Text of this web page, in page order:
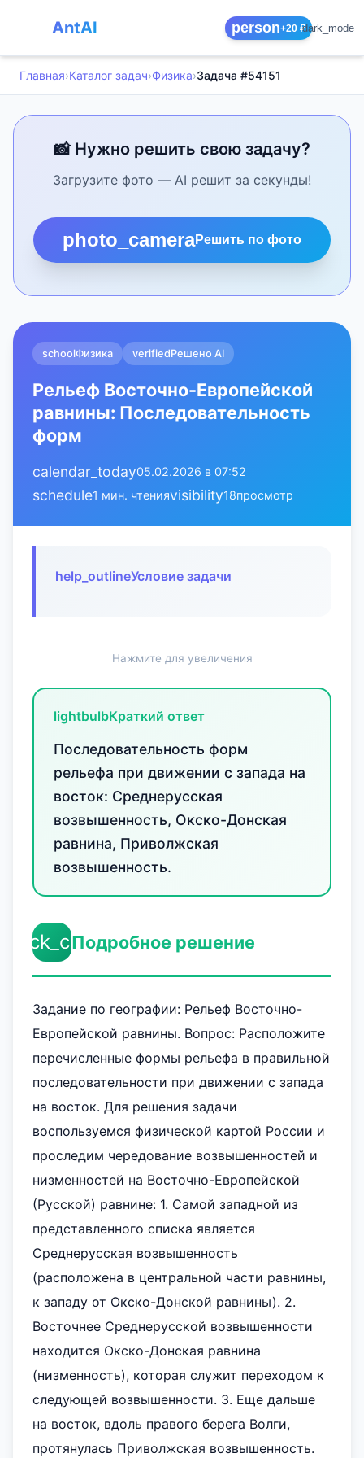
AntAI person+20 ₽dark_mode
Главная›Каталог задач›Физика›Задача #54151
📸 Нужно решить свою задачу?
Загрузите фото — AI решит за секунды!
photo_cameraРешить по фото
schoolФизика verifiedРешено AI
Рельеф Восточно-Европейской
равнины: Последовательность
форм
calendar_today05.02.2026 в 07:52
schedule1 мин. чтенияvisibility18просмотр
help_outlineУсловие задачи
Нажмите для увеличения
lightbulbКраткий ответ
Последовательность форм
рельефа при движении с запада на
восток: Среднерусская
возвышенность, Окско-Донская
равнина, Приволжская
возвышенность.
Подробное решение
Задание по географии: Рельеф Восточно-
Европейской равнины. Вопрос: Расположите
перечисленные формы рельефа в правильной
последовательности при движении с запада
на восток. Для решения задачи
воспользуемся физической картой России и
проследим чередование возвышенностей и
низменностей на Восточно-Европейской
(Русской) равнине: 1. Самой западной из
представленного списка является
Среднерусская возвышенность
(расположена в центральной части равнины,
к западу от Окско-Донской равнины). 2.
Восточнее Среднерусской возвышенности
находится Окско-Донская равнина
(низменность), которая служит переходом к
следующей возвышенности. 3. Еще дальше
на восток, вдоль правого берега Волги,
протянулась Приволжская возвышенность.